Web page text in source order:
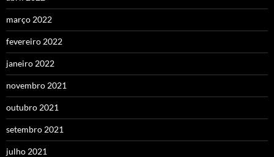
março 2022
fevereiro 2022
janeiro 2022
novembro 2021
outubro 2021
setembro 2021
julho 2021